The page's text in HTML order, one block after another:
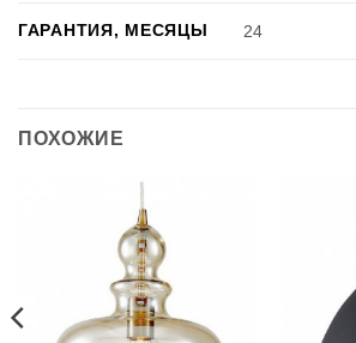
ГАРАНТИЯ, МЕСЯЦЫ 24
ПОХОЖИЕ